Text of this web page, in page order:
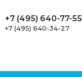
+7 (495) 640-77-55
+7 (495) 640-34-27